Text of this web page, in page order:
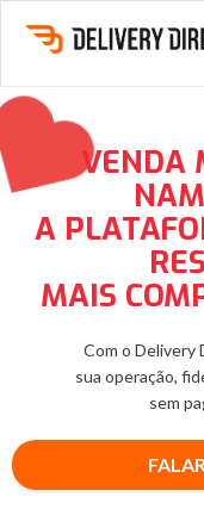
VENDA
A
MAIS
Com o Delivery
sua operação,
sem